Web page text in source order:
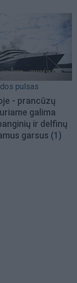
pulsas
- prancūzų
galima
ir delfinų
garsus (1)